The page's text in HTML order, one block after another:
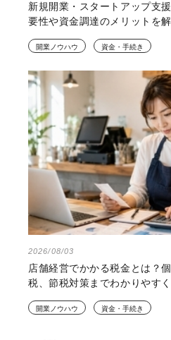
新規開業・スタートアップ支
要性や資金調達のメリットを
開業ノウハウ 資金・手続き
2026/08/03
店舗経営でかかる税金とは？
税、節税対策までわかりやす
開業ノウハウ 資金・手続き